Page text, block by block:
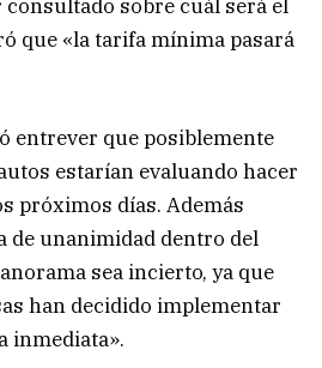
sobre cuál será el
que «la tarifa mínima pasará
entrever que posiblemente
estarían evaluando hacer
próximos días. Además
de unanimidad dentro del
sea incierto, ya que
han decidido implementar
inmediata».